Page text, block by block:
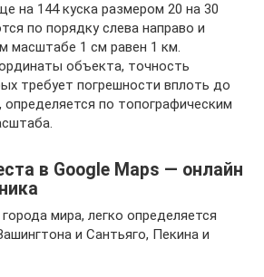
на 144 куска размером 20 на 30
по порядку слева направо и
масштабе 1 см равен 1 км.
объекта, точность
требует погрешности вплоть до
определяется по топографическим
в Google Maps — онлайн
мира, легко определяется
и Сантьяго, Пекина и